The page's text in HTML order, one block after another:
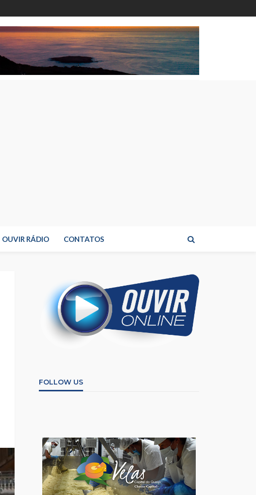
OUVIR RÁDIO CONTATOS
FOLLOW US